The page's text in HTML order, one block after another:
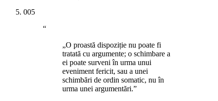
005
“
„O proastă dispoziție nu poate fi
tratată cu argumente; o schimbare a
ei poate surveni în urma unui
eveniment fericit, sau a unei
schimbări de ordin somatic, nu în
urma unei argumentări.”